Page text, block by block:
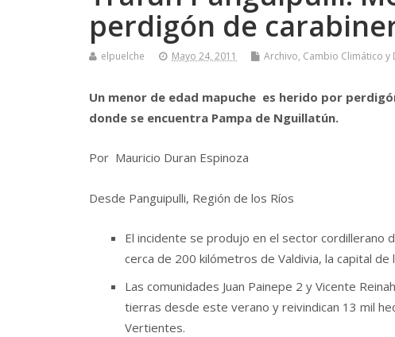
perdigón de
elpuelche Mayo 24, 2011 Archivo, Cambio Climático y
Un menor de edad mapuche es herido por
donde se encuentra Pampa de Nguillatún.
Por Mauricio Duran Espinoza
Desde Panguipulli, Región de los Ríos
El incidente se produjo en el sector cordillerano
cerca de 200 kilómetros de Valdivia, la capital de
Las comunidades Juan Painepe 2 y Vicente
tierras desde este verano y reivindican 13 mil
Vertientes.